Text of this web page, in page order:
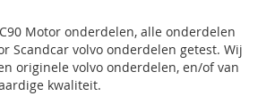
Motor onderdelen, alle onderdelen
Scandcar volvo onderdelen getest. Wij
originele volvo onderdelen, en/of van
kwaliteit.